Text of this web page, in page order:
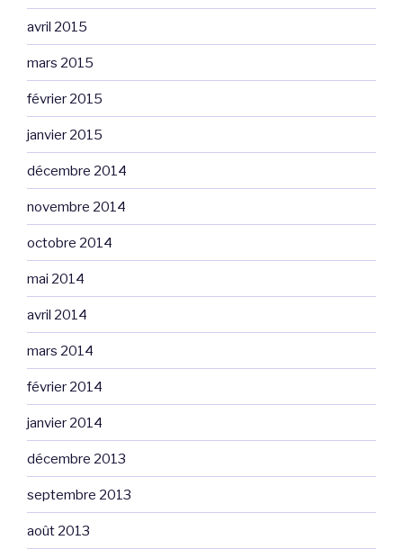
avril 2015
mars 2015
février 2015
janvier 2015
décembre 2014
novembre 2014
octobre 2014
mai 2014
avril 2014
mars 2014
février 2014
janvier 2014
décembre 2013
septembre 2013
août 2013